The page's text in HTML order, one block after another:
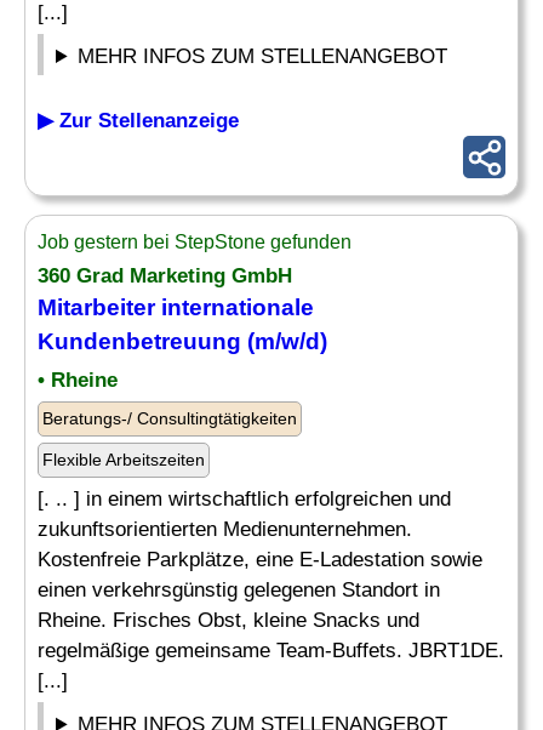
[...]
MEHR INFOS ZUM STELLENANGEBOT
▶ Zur Stellenanzeige
Job gestern bei StepStone gefunden
360 Grad Marketing GmbH
Mitarbeiter internationale
Kundenbetreuung (m/w/d)
• Rheine
Beratungs-/ Consultingtätigkeiten
Flexible Arbeitszeiten
[. .. ] in einem wirtschaftlich erfolgreichen und
zukunftsorientierten Medienunternehmen.
Kostenfreie Parkplätze, eine E-Ladestation sowie
einen verkehrsgünstig gelegenen Standort in
Rheine. Frisches Obst, kleine Snacks und
regelmäßige gemeinsame Team-Buffets. JBRT1DE.
[...]
MEHR INFOS ZUM STELLENANGEBOT